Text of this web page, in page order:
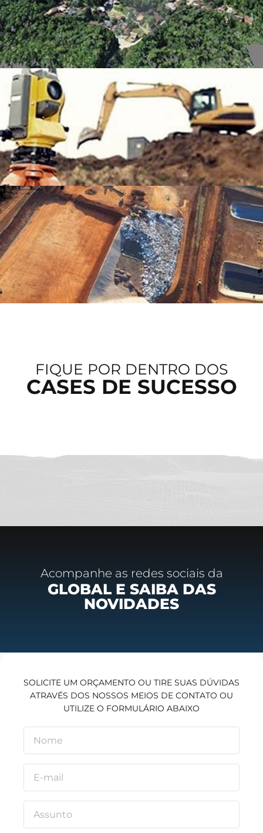
AERONIVELAMENTO
TERRAPLANAGEM
PROJETO AS BUILT
FIQUE POR DENTRO DOS
CASES DE SUCESSO
Acompanhe as redes sociais da
GLOBAL E SAIBA DAS
NOVIDADES
SOLICITE UM ORÇAMENTO OU TIRE SUAS DÚVIDAS
ATRAVÉS DOS NOSSOS MEIOS DE CONTATO OU
UTILIZE O FORMULÁRIO ABAIXO